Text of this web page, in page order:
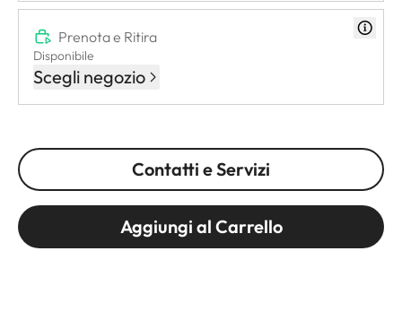
Prenota e Ritira
Disponibile
Scegli negozio
Contatti e Servizi
Aggiungi al Carrello